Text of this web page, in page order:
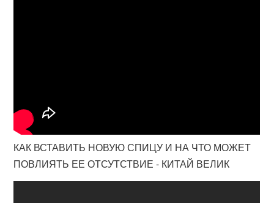
КАК ВСТАВИТЬ НОВУЮ СПИЦУ И НА ЧТО МОЖЕТ
ПОВЛИЯТЬ ЕЕ ОТСУТСТВИЕ - КИТАЙ ВЕЛИК